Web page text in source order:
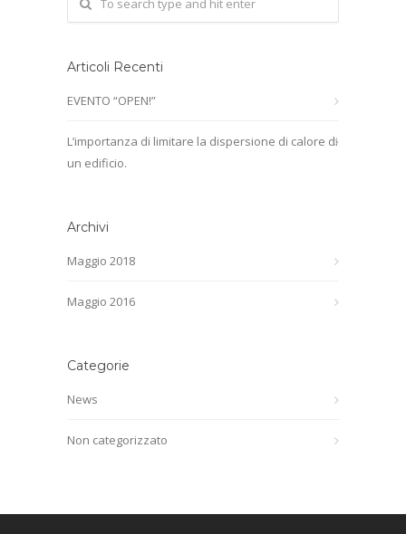
Articoli Recenti
EVENTO “OPEN!”
L’importanza di limitare la dispersione di calore di
un edificio.
Archivi
Maggio 2018
Maggio 2016
Categorie
News
Non categorizzato